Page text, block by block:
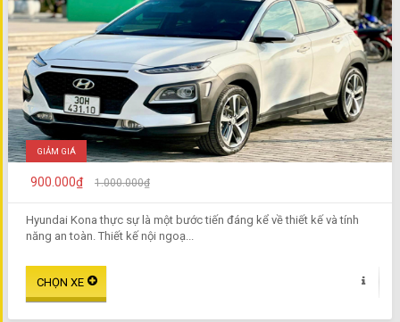
GIẢM GIÁ
900.000₫ 1.000.000₫
Hyundai Kona thực sự là một bước tiến đáng kể về thiết kế và tính
năng an toàn. Thiết kế nội ngoạ...